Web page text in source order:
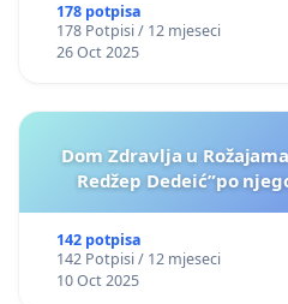
178 potpisa
178 Potpisi / 12 mjeseci
26 Oct 2025
Dom Zdravlja u
Redžep Dedeić”po
142 potpisa
142 Potpisi / 12 mjeseci
10 Oct 2025